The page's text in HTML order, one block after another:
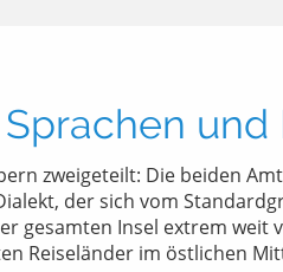
und
zweigeteilt: Die beiden
der sich vom
gesamten Insel extrem
Reiseländer im östlichen